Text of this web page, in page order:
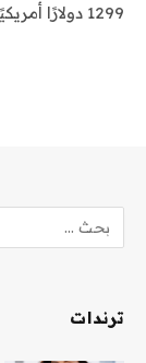
1299 دولارًا أمريكيًا – رحلة بحرية…
ترندات